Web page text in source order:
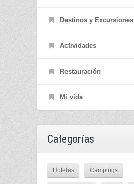
Destinos y Excursiones
Actividades
Restauración
Mi vida
Categorías
Hoteles Campings